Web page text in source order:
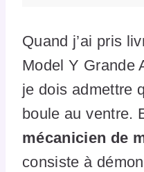
Quand j’ai pris
Model Y Grande
je dois admettre
boule au ventre.
mécanicien de
consiste à